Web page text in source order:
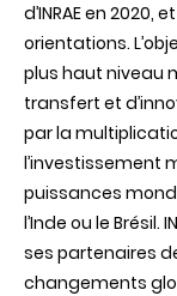
d’INRAE en
orientations.
plus haut niveau
transfert et
par la
l’investissement
puissances
l’Inde ou le Brésil.
ses partenaires
changements